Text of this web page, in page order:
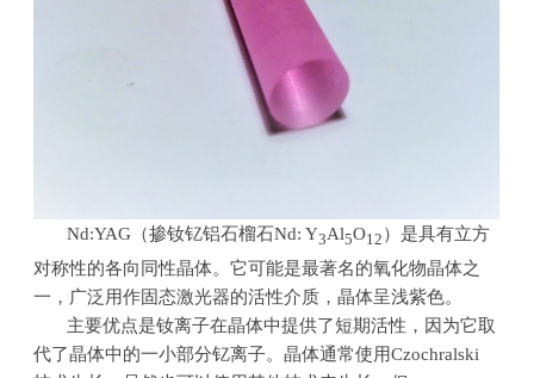
Nd:YAG（掺钕钇铝石榴石Nd: Y3Al5O12 ）是具有立方
对称性的各向同性晶体。它可能是最著名的氧化物晶体之
一，广泛用作固态激光器的活性介质，晶体呈浅紫色。
主要优点是钕离子在晶体中提供了短期活性，因为它取
代了晶体中的一小部分钇离子。晶体通常使用Czochralski